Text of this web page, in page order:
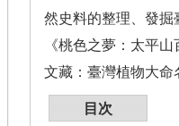
然史料的整理、發掘
《桃色之夢：太平
文藏：臺灣植物大命
目次